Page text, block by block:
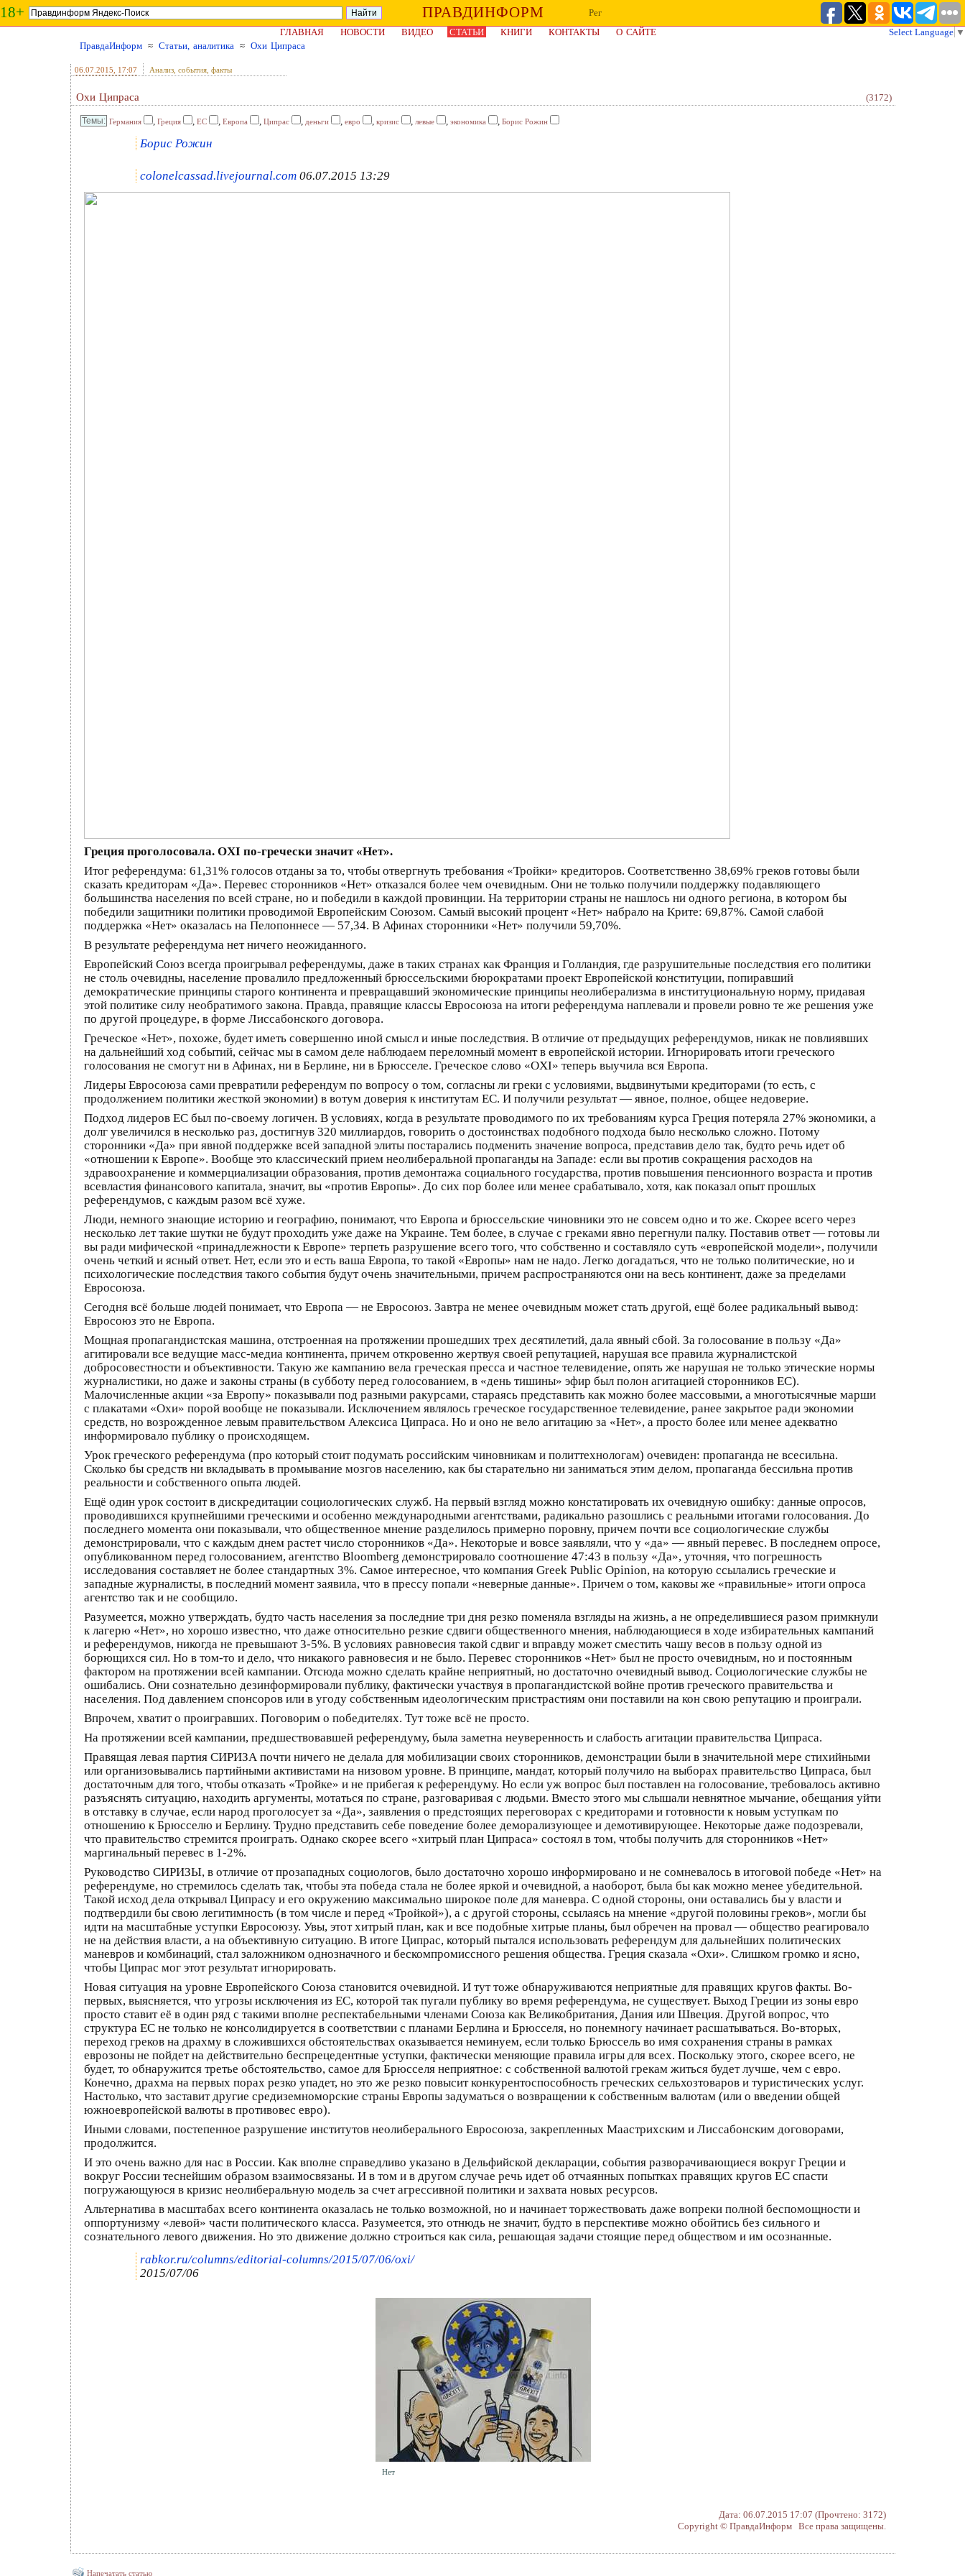
18+ ПРАВДИНФОРМ
Рег
ГЛАВНАЯ
НОВОСТИ ВИДЕО СТАТЬИ КНИГИ КОНТАКТЫ О САЙТЕ Select Language ▼
ПравдаИнформ ≈ Статьи, аналитика ≈ Охи Ципраса
06.07.2015 , 17:07 Анализ, события, факты
Охи Ципраса (3172)
Германия , Греция , ЕС , Европа , Ципрас , деньги , евро , кризис , левые , экономика , Борис Рожин
Борис Рожин
colonelcassad.livejournal.com 06.07.2015 13:29
Греция проголосовала. OXI по-гречески значит «Нет».
Итог референдума: 61,31% голосов отданы за то, чтобы отвергнуть требования «Тройки» кредиторов. Соответственно 38,69% греков готовы были
сказать кредиторам «Да». Перевес сторонников «Нет» отказался более чем очевидным. Они не только получили поддержку подавляющего
большинства населения по всей стране, но и победили в каждой провинции. На территории страны не нашлось ни одного региона, в котором бы
победили защитники политики проводимой Европейским Союзом. Самый высокий процент «Нет» набрало на Крите: 69,87%. Самой слабой
поддержка «Нет» оказалась на Пелопоннесе — 57,34. В Афинах сторонники «Нет» получили 59,70%.
В результате референдума нет ничего неожиданного.
Европейский Союз всегда проигрывал референдумы, даже в таких странах как Франция и Голландия, где разрушительные последствия его политики
не столь очевидны, население провалило предложенный брюссельскими бюрократами проект Европейской конституции, попиравший
демократические принципы старого континента и превращавший экономические принципы неолиберализма в институциональную норму, придавая
этой политике силу необратимого закона. Правда, правящие классы Евросоюза на итоги референдума наплевали и провели ровно те же решения уже
по другой процедуре, в форме Лиссабонского договора.
Греческое «Нет», похоже, будет иметь совершенно иной смысл и иные последствия. В отличие от предыдущих референдумов, никак не повлиявших
на дальнейший ход событий, сейчас мы в самом деле наблюдаем переломный момент в европейской истории. Игнорировать итоги греческого
голосования не смогут ни в Афинах, ни в Берлине, ни в Брюсселе. Греческое слово «OXI» теперь выучила вся Европа.
Лидеры Евросоюза сами превратили референдум по вопросу о том, согласны ли греки с условиями, выдвинутыми кредиторами (то есть, с
продолжением политики жесткой экономии) в вотум доверия к институтам ЕС. И получили результат — явное, полное, общее недоверие.
Подход лидеров ЕС был по-своему логичен. В условиях, когда в результате проводимого по их требованиям курса Греция потеряла 27% экономики, а
долг увеличился в несколько раз, достигнув 320 миллиардов, говорить о достоинствах подобного подхода было несколько сложно. Потому
сторонники «Да» при явной поддержке всей западной элиты постарались подменить значение вопроса, представив дело так, будто речь идет об
«отношении к Европе». Вообще это классический прием неолиберальной пропаганды на Западе: если вы против сокращения расходов на
здравоохранение и коммерциализации образования, против демонтажа социального государства, против повышения пенсионного возраста и против
всевластия финансового капитала, значит, вы «против Европы». До сих пор более или менее срабатывало, хотя, как показал опыт прошлых
референдумов, с каждым разом всё хуже.
Люди, немного знающие историю и географию, понимают, что Европа и брюссельские чиновники это не совсем одно и то же. Скорее всего через
несколько лет такие шутки не будут проходить уже даже на Украине. Тем более, в случае с греками явно перегнули палку. Поставив ответ — готовы ли
вы ради мифической «принадлежности к Европе» терпеть разрушение всего того, что собственно и составляло суть «европейской модели», получили
очень четкий и ясный ответ. Нет, если это и есть ваша Европа, то такой «Европы» нам не надо. Легко догадаться, что не только политические, но и
психологические последствия такого события будут очень значительными, причем распространяются они на весь континент, даже за пределами
Евросоюза.
Сегодня всё больше людей понимает, что Европа — не Евросоюз. Завтра не менее очевидным может стать другой, ещё более радикальный вывод:
Евросоюз это не Европа.
Мощная пропагандистская машина, отстроенная на протяжении прошедших трех десятилетий, дала явный сбой. За голосование в пользу «Да»
агитировали все ведущие масс-медиа континента, причем откровенно жертвуя своей репутацией, нарушая все правила журналистской
добросовестности и объективности. Такую же кампанию вела греческая пресса и частное телевидение, опять же нарушая не только этические нормы
журналистики, но даже и законы страны (в субботу перед голосованием, в «день тишины» эфир был полон агитацией сторонников ЕС).
Малочисленные акции «за Европу» показывали под разными ракурсами, стараясь представить как можно более массовыми, а многотысячные марши
с плакатами «Охи» порой вообще не показывали. Исключением являлось греческое государственное телевидение, ранее закрытое ради экономии
средств, но возрожденное левым правительством Алексиса Ципраса. Но и оно не вело агитацию за «Нет», а просто более или менее адекватно
информировало публику о происходящем.
Урок греческого референдума (про который стоит подумать российским чиновникам и политтехнологам) очевиден: пропаганда не всесильна.
Сколько бы средств ни вкладывать в промывание мозгов населению, как бы старательно ни заниматься этим делом, пропаганда бессильна против
реальности и собственного опыта людей.
Ещё один урок состоит в дискредитации социологических служб. На первый взгляд можно констатировать их очевидную ошибку: данные опросов,
проводившихся крупнейшими греческими и особенно международными агентствами, радикально разошлись с реальными итогами голосования. До
последнего момента они показывали, что общественное мнение разделилось примерно поровну, причем почти все социологические службы
демонстрировали, что с каждым днем растет число сторонников «Да». Некоторые и вовсе заявляли, что у «да» — явный перевес. В последнем опросе,
опубликованном перед голосованием, агентство Bloomberg демонстрировало соотношение 47:43 в пользу «Да», уточняя, что погрешность
исследования составляет не более стандартных 3%. Самое интересное, что компания Greek Public Opinion, на которую ссылались греческие и
западные журналисты, в последний момент заявила, что в прессу попали «неверные данные». Причем о том, каковы же «правильные» итоги опроса
агентство так и не сообщило.
Разумеется, можно утверждать, будто часть населения за последние три дня резко поменяла взгляды на жизнь, а не определившиеся разом примкнули
к лагерю «Нет», но хорошо известно, что даже относительно резкие сдвиги общественного мнения, наблюдающиеся в ходе избирательных кампаний
и референдумов, никогда не превышают 3-5%. В условиях равновесия такой сдвиг и вправду может сместить чашу весов в пользу одной из
борющихся сил. Но в том-то и дело, что никакого равновесия и не было. Перевес сторонников «Нет» был не просто очевидным, но и постоянным
фактором на протяжении всей кампании. Отсюда можно сделать крайне неприятный, но достаточно очевидный вывод. Социологические службы не
ошибались. Они сознательно дезинформировали публику, фактически участвуя в пропагандистской войне против греческого правительства и
населения. Под давлением спонсоров или в угоду собственным идеологическим пристрастиям они поставили на кон свою репутацию и проиграли.
Впрочем, хватит о проигравших. Поговорим о победителях. Тут тоже всё не просто.
На протяжении всей кампании, предшествовавшей референдуму, была заметна неуверенность и слабость агитации правительства Ципраса.
Правящая левая партия СИРИЗА почти ничего не делала для мобилизации своих сторонников, демонстрации были в значительной мере стихийными
или организовывались партийными активистами на низовом уровне. В принципе, мандат, который получило на выборах правительство Ципраса, был
достаточным для того, чтобы отказать «Тройке» и не прибегая к референдуму. Но если уж вопрос был поставлен на голосование, требовалось активно
разъяснять ситуацию, находить аргументы, мотаться по стране, разговаривая с людьми. Вместо этого мы слышали невнятное мычание, обещания уйти
в отставку в случае, если народ проголосует за «Да», заявления о предстоящих переговорах с кредиторами и готовности к новым уступкам по
отношению к Брюсселю и Берлину. Трудно представить себе поведение более деморализующее и демотивирующее. Некоторые даже подозревали,
что правительство стремится проиграть. Однако скорее всего «хитрый план Ципраса» состоял в том, чтобы получить для сторонников «Нет»
маргинальный перевес в 1-2%.
Руководство СИРИЗЫ, в отличие от прозападных социологов, было достаточно хорошо информировано и не сомневалось в итоговой победе «Нет» на
референдуме, но стремилось сделать так, чтобы эта победа стала не более яркой и очевидной, а наоборот, была бы как можно менее убедительной.
Такой исход дела открывал Ципрасу и его окружению максимально широкое поле для маневра. С одной стороны, они оставались бы у власти и
подтвердили бы свою легитимность (в том числе и перед «Тройкой»), а с другой стороны, ссылаясь на мнение «другой половины греков», могли бы
идти на масштабные уступки Евросоюзу. Увы, этот хитрый план, как и все подобные хитрые планы, был обречен на провал — общество реагировало
не на действия власти, а на объективную ситуацию. В итоге Ципрас, который пытался использовать референдум для дальнейших политических
маневров и комбинаций, стал заложником однозначного и бескомпромиссного решения общества. Греция сказала «Охи». Слишком громко и ясно,
чтобы Ципрас мог этот результат игнорировать.
Новая ситуация на уровне Европейского Союза становится очевидной. И тут тоже обнаруживаются неприятные для правящих кругов факты. Во-
первых, выясняется, что угрозы исключения из ЕС, которой так пугали публику во время референдума, не существует. Выход Греции из зоны евро
просто ставит её в один ряд с такими вполне респектабельными членами Союза как Великобритания, Дания или Швеция. Другой вопрос, что
структура ЕС не только не консолидируется в соответствии с планами Берлина и Брюсселя, но понемногу начинает расшатываться. Во-вторых,
переход греков на драхму в сложившихся обстоятельствах оказывается неминуем, если только Брюссель во имя сохранения страны в рамках
еврозоны не пойдет на действительно беспрецедентные уступки, фактически меняющие правила игры для всех. Поскольку этого, скорее всего, не
будет, то обнаружится третье обстоятельство, самое для Брюсселя неприятное: с собственной валютой грекам житься будет лучше, чем с евро.
Конечно, драхма на первых порах резко упадет, но это же резко повысит конкурентоспособность греческих сельхозтоваров и туристических услуг.
Настолько, что заставит другие средиземноморские страны Европы задуматься о возвращении к собственным валютам (или о введении общей
южноевропейской валюты в противовес евро).
Иными словами, постепенное разрушение институтов неолиберального Евросоюза, закрепленных Маастрихским и Лиссабонским договорами,
продолжится.
И это очень важно для нас в России. Как вполне справедливо указано в Дельфийской декларации, события разворачивающиеся вокруг Греции и
вокруг России теснейшим образом взаимосвязаны. И в том и в другом случае речь идет об отчаянных попытках правящих кругов ЕС спасти
погружающуюся в кризис неолиберальную модель за счет агрессивной политики и захвата новых ресурсов.
Альтернатива в масштабах всего континента оказалась не только возможной, но и начинает торжествовать даже вопреки полной беспомощности и
оппортунизму «левой» части политического класса. Разумеется, это отнюдь не значит, будто в перспективе можно обойтись без сильного и
сознательного левого движения. Но это движение должно строиться как сила, решающая задачи стоящие перед обществом и им осознанные.
rabkor.ru/columns/editorial-columns/2015/07/06/oxi/
2015/07/06
Нет
Дата: 06.07.2015 17:07 (Прочтено: 3172)
Copyright © ПравдаИнформ Все права защищены.
Напечатать статью